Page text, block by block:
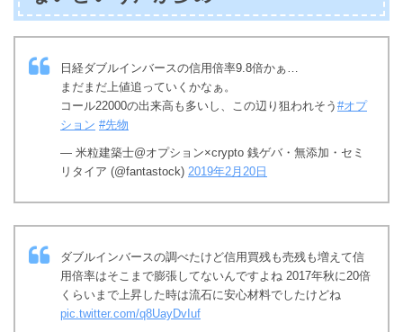
日経ダブルインバースの信用倍率9.8倍かぁ…
まだまだ上値追っていくかなぁ。
コール22000の出来高も多いし、この辺り狙われそう #オプ
ション #先物
— 米粒建築士@オプション×crypto 銭ゲバ・無添加・セミ
リタイア (@fantastock) 2019年2月20日
ダブルインバースの調べたけど信用買残も売残も増えて信
用倍率はそこまで膨張してないんですよね 2017年秋に20倍
くらいまで上昇した時は流石に安心材料でしたけどね
pic.twitter.com/q8UayDvIuf